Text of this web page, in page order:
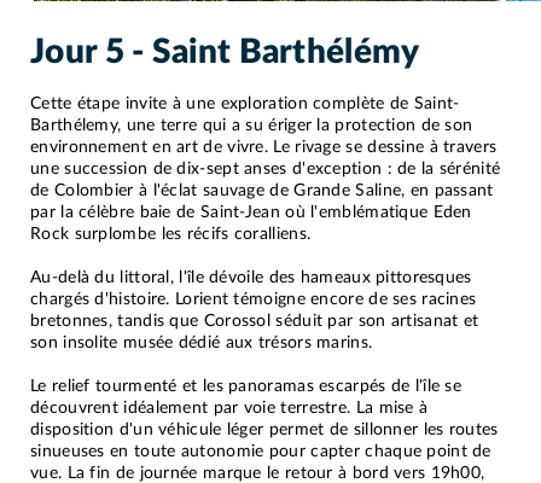
Jour 5 - Saint Barthélémy
Cette étape invite à une exploration complète de Saint-
Barthélemy, une terre qui a su ériger la protection de son
environnement en art de vivre. Le rivage se dessine à travers
une succession de dix-sept anses d'exception : de la sérénité
de Colombier à l'éclat sauvage de Grande Saline, en passant
par la célèbre baie de Saint-Jean où l'emblématique Eden
Rock surplombe les récifs coralliens.
Au-delà du littoral, l'île dévoile des hameaux pittoresques
chargés d'histoire. Lorient témoigne encore de ses racines
bretonnes, tandis que Corossol séduit par son artisanat et
son insolite musée dédié aux trésors marins.
Le relief tourmenté et les panoramas escarpés de l'île se
découvrent idéalement par voie terrestre. La mise à
disposition d'un véhicule léger permet de sillonner les routes
sinueuses en toute autonomie pour capter chaque point de
vue. La fin de journée marque le retour à bord vers 19h00,